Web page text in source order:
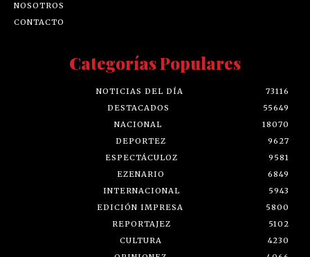
NOSOTROS
CONTACTO
Categorías Populares
NOTICIAS DEL DÍA
73116
DESTACADOS
55649
NACIONAL
18070
DEPORTEZ
9627
ESPECTÁCULOZ
9581
EZENARIO
6849
INTERNACIONAL
5943
EDICIÓN IMPRESA
5800
REPORTAJEZ
5102
CULTURA
4230